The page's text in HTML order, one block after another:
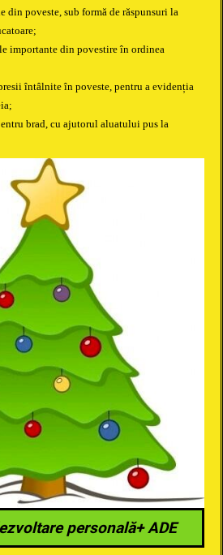
din poveste, sub formă de răspunsuri la
importante din povestire în ordinea
întâlnite în poveste, pentru a evidenția
brad, cu ajutorul aluatului pus la
personală+ ADE